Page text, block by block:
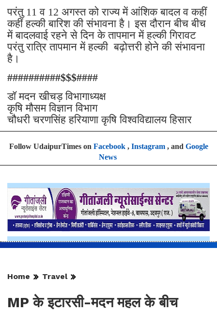
परंतु 11 व 12 अगस्त को राज्य में आंशिक बादल व कहीं
कहीं हल्की बारिश की संभावना है। इस दौरान बीच बीच
में बादलवाई रहने से दिन के तापमान में हल्की गिरावट
परंतु रात्रि तापमान में हल्की बढ़ोत्तरी होने की संभावना
है।
##########$$$####
डॉ मदन खीचड़ विभागाध्यक्ष
कृषि मौसम विज्ञान विभाग
चौधरी चरणसिंह हरियाणा कृषि विश्वविद्यालय हिसार
Follow UdaipurTimes on Facebook, Instagram, and Google
News
Home Travel
MP के इटारसी-मदन महल के बीच